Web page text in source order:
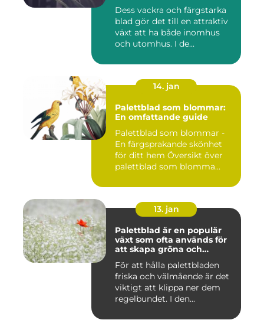
Dess vackra och färgstarka
blad gör det till en attraktiv
växt att ha både inomhus
och utomhus. I de...
14. jan
Palettblad som blommar:
En omfattande guide
Palettblad som blommar -
En färgsprakande skönhet
för ditt hem Översikt över
palettblad som blomma...
13. jan
Palettblad är en populär
växt som ofta används för
att skapa gröna och
inomhusmiljöer
För att hålla palettbladen
friska och välmående är det
viktigt att klippa ner dem
regelbundet. I den...